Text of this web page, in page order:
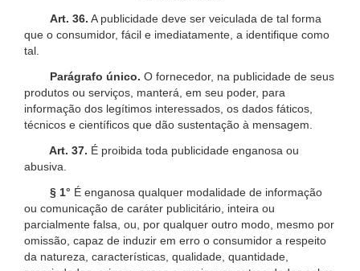
Art. 36. A publicidade deve ser veiculada de tal forma
que o consumidor, fácil e imediatamente, a identifique como
tal.
Parágrafo único. O fornecedor, na publicidade de seus
produtos ou serviços, manterá, em seu poder, para
informação dos legítimos interessados, os dados fáticos,
técnicos e científicos que dão sustentação à mensagem.
Art. 37. É proibida toda publicidade enganosa ou
abusiva.
§ 1° É enganosa qualquer modalidade de informação
ou comunicação de caráter publicitário, inteira ou
parcialmente falsa, ou, por qualquer outro modo, mesmo por
omissão, capaz de induzir em erro o consumidor a respeito
da natureza, características, qualidade, quantidade,